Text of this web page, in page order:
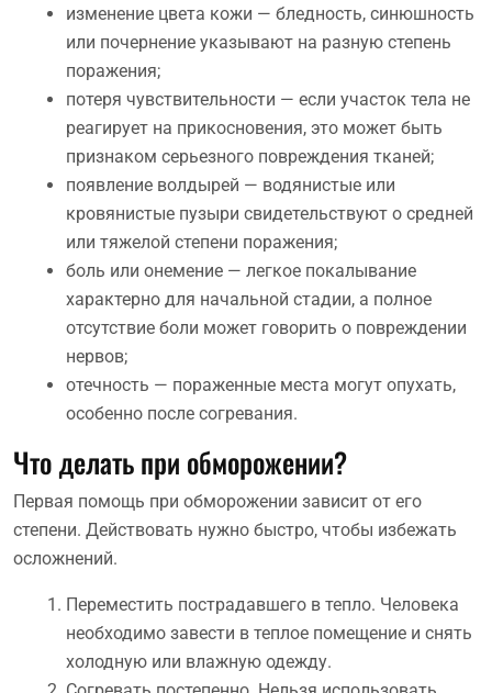
изменение цвета кожи — бледность, синюшность
или почернение указывают на разную степень
поражения;
потеря чувствительности — если участок тела не
реагирует на прикосновения, это может быть
признаком серьезного повреждения тканей;
появление волдырей — водянистые или
кровянистые пузыри свидетельствуют о средней
или тяжелой степени поражения;
боль или онемение — легкое покалывание
характерно для начальной стадии, а полное
отсутствие боли может говорить о повреждении
нервов;
отечность — пораженные места могут опухать,
особенно после согревания.
Что делать при обморожении?
Первая помощь при обморожении зависит от его
степени. Действовать нужно быстро, чтобы избежать
осложнений.
Переместить пострадавшего в тепло. Человека
необходимо завести в теплое помещение и снять
холодную или влажную одежду.